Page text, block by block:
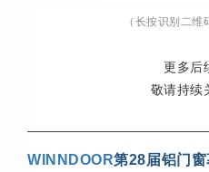
（长按识别二维
更多后
敬请持续
WINNDOOR第28届铝门